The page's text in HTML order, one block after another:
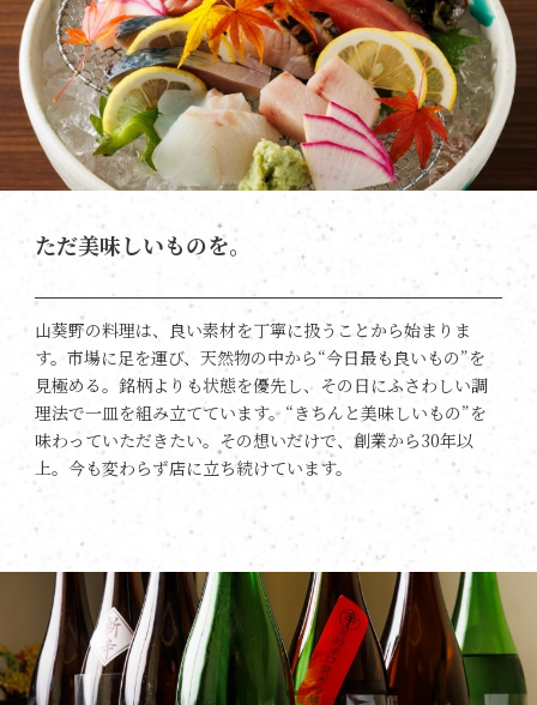
ただ美味しいものを。
山葵野の料理は、良い素材を丁寧に扱うことから始まりま
す。市場に足を運び、天然物の中から“今日最も良いもの”を
見極める。銘柄よりも状態を優先し、その日にふさわしい調
理法で一皿を組み立てています。“きちんと美味しいもの”を
味わっていただきたい。その想いだけで、創業から30年以
上。今も変わらず店に立ち続けています。